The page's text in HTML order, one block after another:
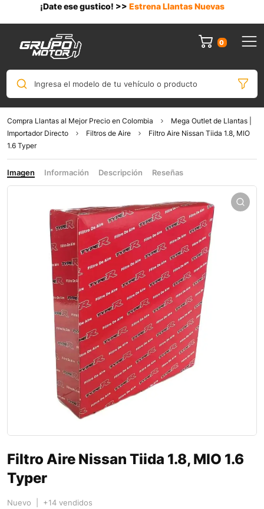
¡Date ese gustico! >> Estrena Llantas Nuevas
0
Ingresa el modelo de tu vehículo o producto
Compra Llantas al Mejor Precio en Colombia
Mega Outlet de Llantas |
Importador Directo
Filtros de Aire
Filtro Aire Nissan Tiida 1.8, MIO
1.6 Typer
Imagen Información Descripción Reseñas
Filtro Aire Nissan Tiida 1.8, MIO 1.6
Typer
Nuevo | +14 vendidos